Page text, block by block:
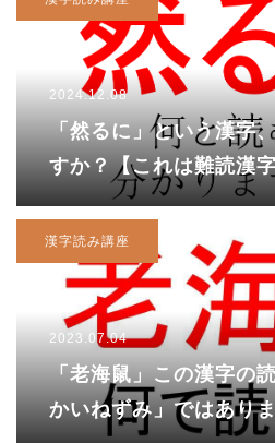
2024.12.08
「然るに」という漢字
すか？【これは難読漢
題！「全然」「自然」
は何と読む？】
漢字読み講座
2023.07.04
「老海鼠」この漢字の
かいねずみ」ではありま